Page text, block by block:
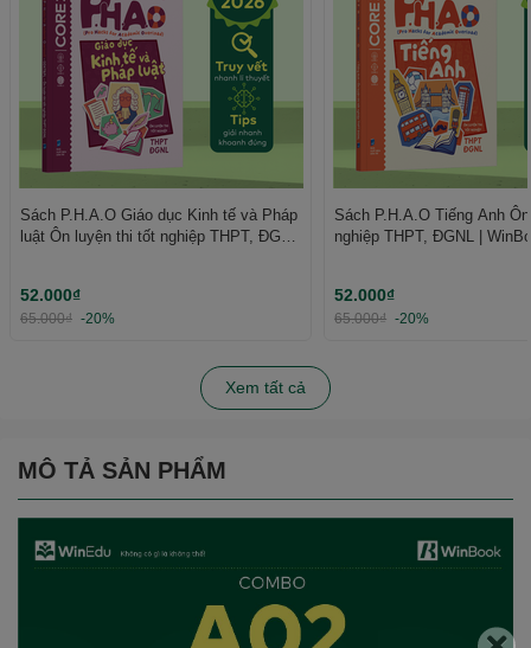
Sách P.H.A.O Giáo dục Kinh tế và Pháp
luật Ôn luyện thi tốt nghiệp THPT, ĐGNL
52.000₫
65.000₫ -20%
Sách P.H.A.O Tiếng Anh
nghiệp THPT, ĐGNL |
52.000₫
65.000₫ -20%
Xem tất cả
MÔ TẢ SẢN PHẨM